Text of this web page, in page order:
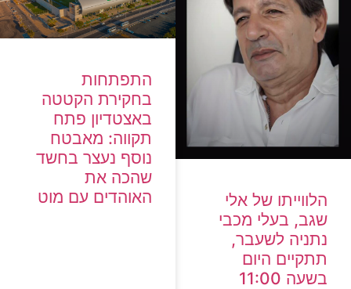
הלווייתו של אלי
שגב, בעלי מכבי
נתניה לשעבר,
תתקיים היום
בשעה 11:00
התפתחות
בחקירת הקטטה
באצטדיון פתח
תקווה: מאבטח
נוסף נעצר בחשד
שהכה את
האוהדים עם מוט